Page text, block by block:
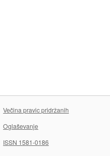
Večina pravic pridržanih
Oglaševanje
ISSN 1581-0186